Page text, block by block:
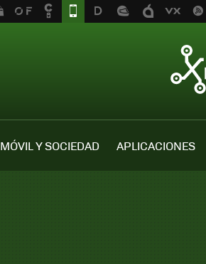
MÓVIL Y SOCIEDAD APLICACIONES